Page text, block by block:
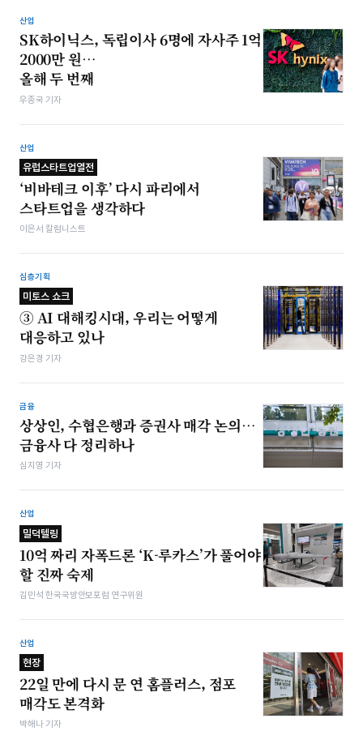
산업
SK하이닉스, 독립이사 6명에 자사주 1억
2000만 원…
올해 두 번째
우종국 기자
산업
유럽스타트업열전
‘비바테크 이후’ 다시 파리에서
스타트업을 생각하다
이은서 칼럼니스트
심층기획
미토스 쇼크
③ AI 대해킹시대, 우리는 어떻게
대응하고 있나
강은경 기자
금융
상상인, 수협은행과 증권사 매각 논의…
금융사 다 정리하나
심지영 기자
산업
밀덕텔링
10억 짜리 자폭드론 ‘K-루카스’가 풀어야
할 진짜 숙제
김민석 한국국방안보포럼 연구위원
산업
현장
22일 만에 다시 문 연 홈플러스, 점포
매각도 본격화
박해나 기자